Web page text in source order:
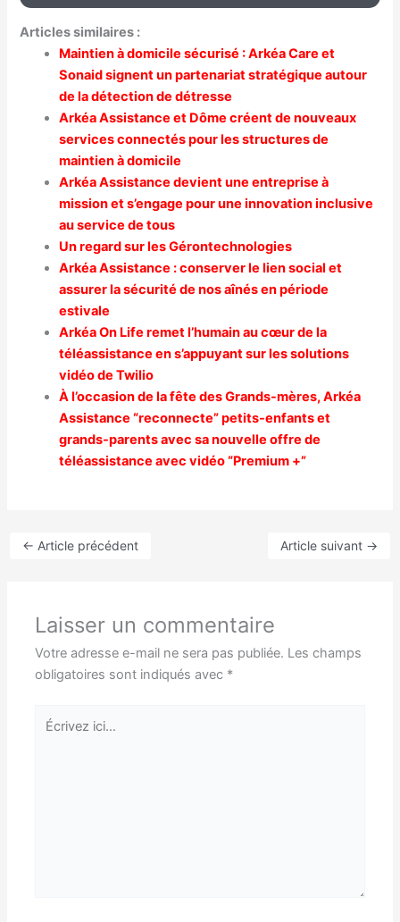
Articles similaires :
Maintien à domicile sécurisé : Arkéa Care et
Sonaid signent un partenariat stratégique autour
de la détection de détresse
Arkéa Assistance et Dôme créent de nouveaux
services connectés pour les structures de
maintien à domicile
Arkéa Assistance devient une entreprise à
mission et s’engage pour une innovation inclusive
au service de tous
Un regard sur les Gérontechnologies
Arkéa Assistance : conserver le lien social et
assurer la sécurité de nos aînés en période
estivale
Arkéa On Life remet l’humain au cœur de la
téléassistance en s’appuyant sur les solutions
vidéo de Twilio
À l’occasion de la fête des Grands-mères, Arkéa
Assistance “reconnecte” petits-enfants et
grands-parents avec sa nouvelle offre de
téléassistance avec vidéo “Premium +”
← Article précédent Article suivant →
Laisser un commentaire
Votre adresse e-mail ne sera pas publiée. Les champs
obligatoires sont indiqués avec *
Écrivez
ici…